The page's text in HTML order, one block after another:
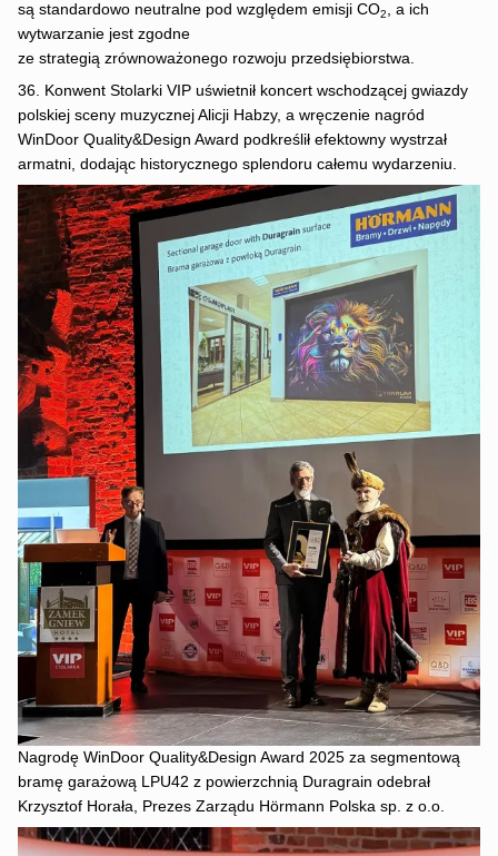
są standardowo neutralne pod względem emisji CO2, a ich
wytwarzanie jest zgodne
ze strategią zrównoważonego rozwoju przedsiębiorstwa.
36. Konwent Stolarki VIP uświetnił koncert wschodzącej gwiazdy
polskiej sceny muzycznej Alicji Habzy, a wręczenie nagród
WinDoor Quality&Design Award podkreślił efektowny wystrzał
armatni, dodając historycznego splendoru całemu wydarzeniu.
Nagrodę WinDoor Quality&Design Award 2025 za segmentową
bramę garażową LPU42 z powierzchnią Duragrain odebrał
Krzysztof Horała, Prezes Zarządu Hörmann Polska sp. z o.o.